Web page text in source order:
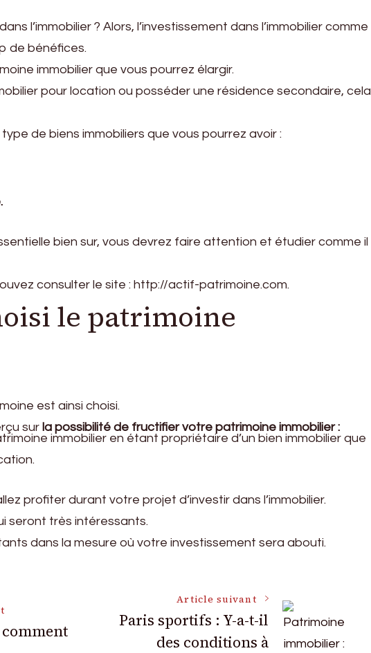
l’immobilier ? Alors, l’investissement dans l’immobilier comme
de bénéfices.
immobilier que vous pourrez élargir.
pour location ou posséder une résidence secondaire, cela
de biens immobiliers que vous pourrez avoir :
bien sur, vous devrez faire attention et étudier comme il
consulter le site : http://actif-patrimoine.com.
le patrimoine
est ainsi choisi.
sur la possibilité de fructifier votre patrimoine immobilier :
immobilier en étant propriétaire d’un bien immobilier que
profiter durant votre projet d’investir dans l’immobilier.
seront très intéressants.
dans la mesure où votre investissement sera abouti.
comment
Article suivant
Paris sportifs : Y-a-t-il
des conditions à